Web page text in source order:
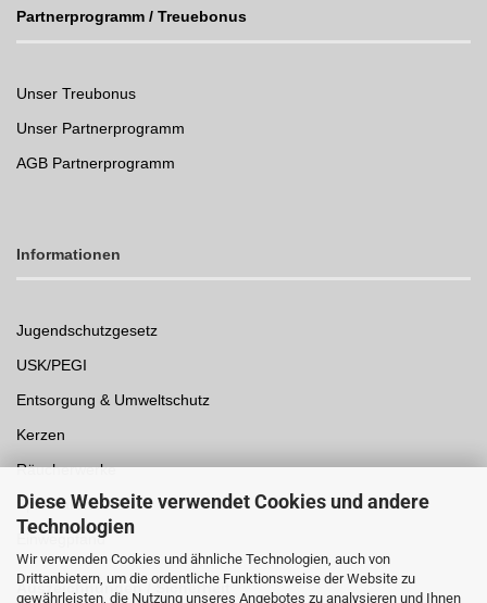
Diese Webseite verwendet Cookies und andere
Technologien
Wir verwenden Cookies und ähnliche Technologien, auch von
Drittanbietern, um die ordentliche Funktionsweise der Website zu
gewährleisten, die Nutzung unseres Angebotes zu analysieren und Ihnen
Partnerprogramm / Treuebonus
Unser Treubonus
Unser Partnerprogramm
AGB Partnerprogramm
Informationen
Jugendschutzgesetz
USK/PEGI
Entsorgung & Umweltschutz
Kerzen
Räucherwerke
Spielwaren
Einwegpfand
Auszeichnungen /Sicherheit